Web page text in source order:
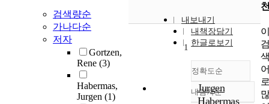
검색량순
가나다순
저자
Gortzen,
Rene (3)
Habermas,
Jurgen (1)
내보내기
내책장담기
한글로보기
정확도순
정확도
내림차순
1
Jurgen
Habermas